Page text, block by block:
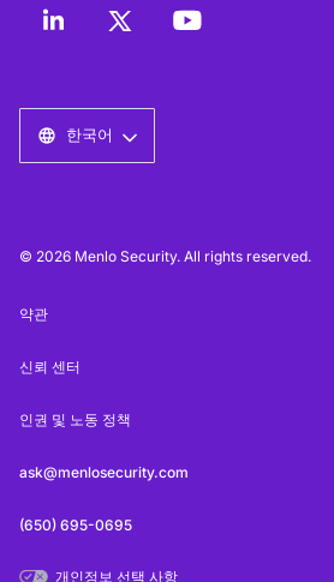
한국어
© 2026 Menlo Security. All rights reserved.
약관
신뢰 센터
인권 및 노동 정책
ask@menlosecurity.com
(650) 695-0695
개인정보 선택 사항